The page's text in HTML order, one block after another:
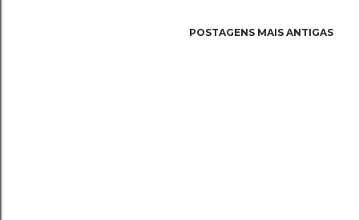
POSTAGENS MAIS ANTIGAS